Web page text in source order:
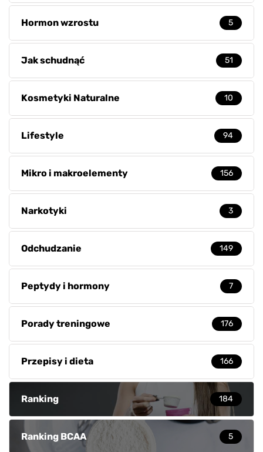
Hormon wzrostu 5
Jak schudnąć 51
Kosmetyki Naturalne 10
Lifestyle 94
Mikro i makroelementy 156
Narkotyki 3
Odchudzanie 149
Peptydy i hormony 7
Porady treningowe 176
Przepisy i dieta 166
Ranking 184
Ranking BCAA 5